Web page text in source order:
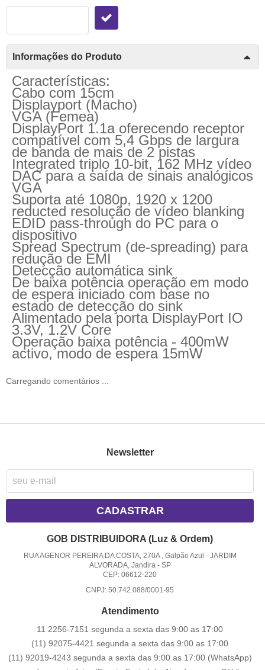
Informações do Produto
Características:
Cabo com 15cm
Displayport (Macho)
VGA (Femea)
DisplayPort 1.1a oferecendo receptor
compatível com 5,4 Gbps de largura
de banda de mais de 2 pistas
Integrated triplo 10-bit, 162 MHz vídeo
DAC para a saída de sinais analógicos
VGA
Suporta até 1080p, 1920 x 1200
reducted resolução de vídeo blanking
EDID pass-through do PC para o
dispositivo
Spread Spectrum (de-spreading) para
redução de EMI
Detecção automática sink
De baixa potência operação em modo
de espera iniciado com base no
estado de detecção do sink
Alimentado pela porta DisplayPort IO
3.3V, 1.2V Core
Operação baixa potência - 400mW
activo, modo de espera 15mW
Carregando comentários ...
Newsletter
CADASTRAR
GOB DISTRIBUIDORA (Luz & Ordem)
RUA AGENOR PEREIRA DA COSTA, 270A , Galpão Azul - JARDIM
ALVORADA, Jandira- SP
CEP: 06612-220
CNPJ: 50.742.088/0001-95
Atendimento
11 2256-7151 segunda a sexta das 9:00 as 17:00
(11) 92075-4421 segunda a sexta das 9:00 as 17:00
(11) 92019-4243 segunda a sexta das 9:00 as 17:00 (WhatsApp)